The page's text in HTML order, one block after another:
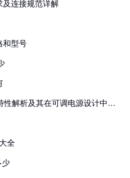
及连接规范详解
和型号
性解析及其在可调电源设计中的
全
少